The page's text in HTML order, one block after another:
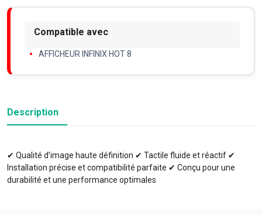
Compatible avec
AFFICHEUR INFINIX HOT 8
Description
✔ Qualité d’image haute définition ✔ Tactile fluide et réactif ✔
Installation précise et compatibilité parfaite ✔ Conçu pour une
durabilité et une performance optimales